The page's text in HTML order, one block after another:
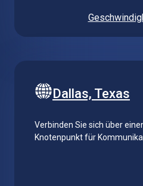
Dallas, Texas
Verbinden Sie sich über
Knotenpunkt für